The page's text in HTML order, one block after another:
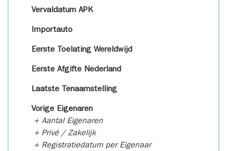
Vervaldatum APK
Importauto
Eerste Toelating Wereldwijd
Eerste Afgifte Nederland
Laatste Tenaamstelling
Vorige Eigenaren
+ Aantal Eigenaren
+ Privé / Zakelijk
+ Registratiedatum per Eigenaar